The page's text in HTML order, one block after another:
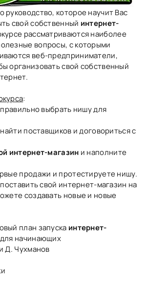
руководство, которое научит Вас
свой собственный интернет-
рассматриваются наиболее
вопросы, с которыми
веб-предприниматели,
организовать свой собственный
:
выбрать нишу для
поставщиков и договориться с
интернет-магазин и наполните
продажи и протестируете нишу.
свой интернет-магазин на
создавать новые и новые
план запуска интернет-
начинающих
Д. Чухманов